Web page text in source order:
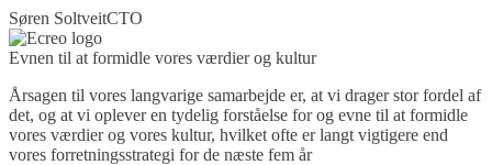
Søren SoltveitCTO
Evnen til at formidle vores værdier og kultur
Årsagen til vores langvarige samarbejde er, at vi drager stor fordel af
det, og at vi oplever en tydelig forståelse for og evne til at formidle
vores værdier og vores kultur, hvilket ofte er langt vigtigere end
vores forretningsstrategi for de næste fem år